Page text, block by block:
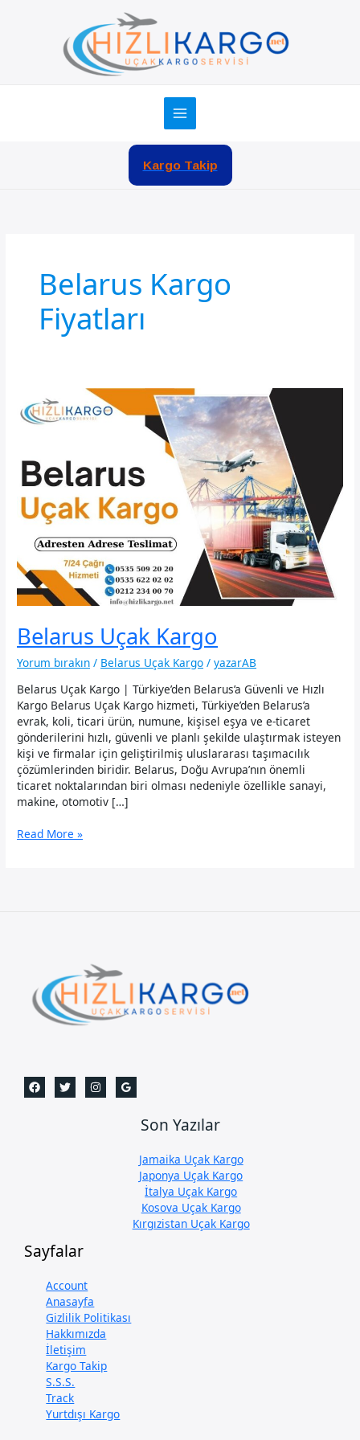
Kargo Takip
Belarus Kargo
Fiyatları
Belarus Uçak Kargo
Yorum bırakın / Belarus Uçak Kargo /yazarAB
Belarus Uçak Kargo | Türkiye’den Belarus’a Güvenli ve Hızlı
Kargo Belarus Uçak Kargo hizmeti, Türkiye’den Belarus’a
evrak, koli, ticari ürün, numune, kişisel eşya ve e-ticaret
gönderilerini hızlı, güvenli ve planlı şekilde ulaştırmak isteyen
kişi ve firmalar için geliştirilmiş uluslararası taşımacılık
çözümlerinden biridir. Belarus, Doğu Avrupa’nın önemli
ticaret noktalarından biri olması nedeniyle özellikle sanayi,
makine, otomotiv […]
Belarus
Read More »
Son Yazılar
Jamaika Uçak Kargo
Japonya Uçak Kargo
İtalya Uçak Kargo
Kosova Uçak Kargo
Kırgızistan Uçak Kargo
Sayfalar
Account
Anasayfa
Gizlilik Politikası
Hakkımızda
İletişim
Kargo Takip
S.S.S.
Track
Yurtdışı Kargo